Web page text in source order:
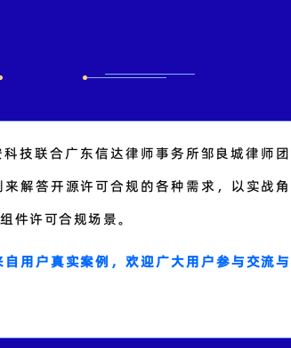
科技联合广东信达律师事务所邹良城律师团
解答开源许可合规的各种需求，以实战角
件许可合规场景。
用户真实案例，欢迎广大用户参与交流与